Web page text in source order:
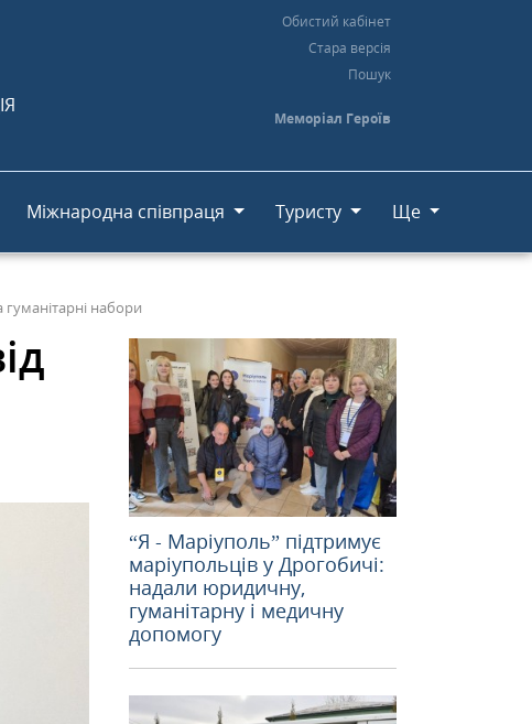
Обистий кабінет
Стара версія
Пошук
Меморіал Героїв
Міжнародна співпраця Туристу Ще
набори
“Я - Маріуполь” підтримує
маріупольців у Дрогобичі:
надали юридичну,
гуманітарну і медичну
допомогу